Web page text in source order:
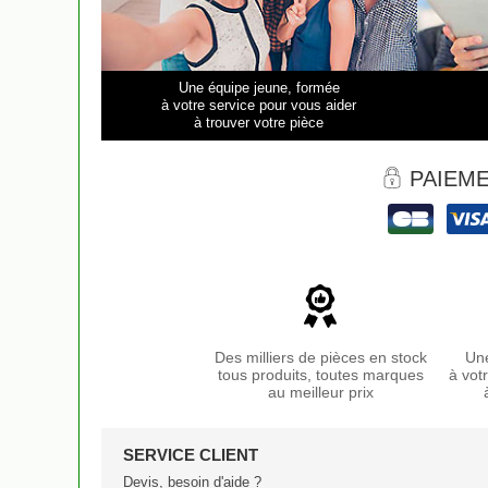
Une équipe jeune, formée
à votre service pour vous aider
à trouver votre pièce
Des milliers de pièces en stock
tous produits, toutes marques
au meilleur prix
à
SERVICE CLIENT
Devis, besoin d'aide ?